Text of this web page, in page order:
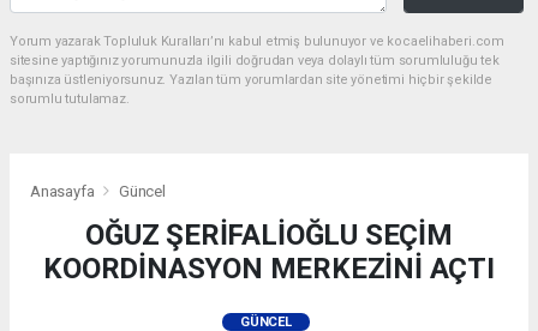
Yorum yazarak Topluluk Kuralları’nı kabul etmiş bulunuyor ve kocaelihaberi.com
sitesine yaptığınız yorumunuzla ilgili doğrudan veya dolaylı tüm sorumluluğu tek
başınıza üstleniyorsunuz. Yazılan tüm yorumlardan site yönetimi hiçbir şekilde
sorumlu tutulamaz.
Anasayfa Güncel
OĞUZ ŞERİFALİOĞLU SEÇİM
KOORDİNASYON MERKEZİNİ AÇTI
GÜNCEL